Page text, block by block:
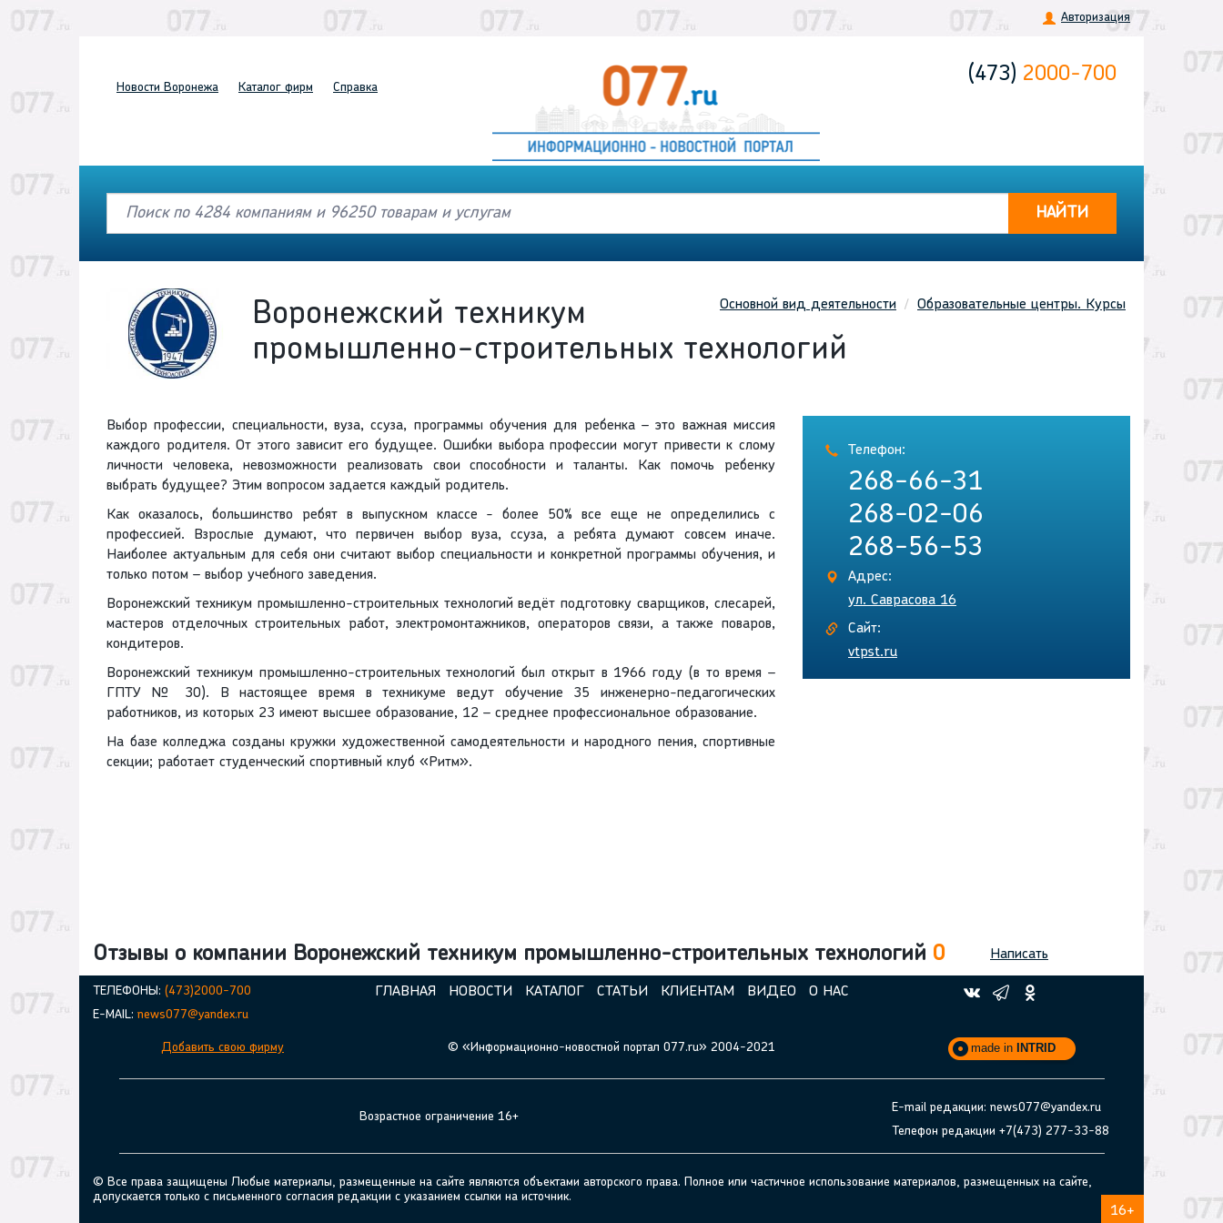
Авторизация
Новости Воронежа Каталог фирм Справка
(473) 2000-700
НАЙТИ
Основной вид деятельности Образовательные центры. Курсы
Воронежский техникум
промышленно-строительных технологий
Выбор профессии, специальности, вуза, ссуза, программы обучения для ребенка – это важная миссия
каждого родителя. От этого зависит его будущее. Ошибки выбора профессии могут привести к слому
личности человека, невозможности реализовать свои способности и таланты. Как помочь ребенку
выбрать будущее? Этим вопросом задается каждый родитель.
Как оказалось, большинство ребят в выпускном классе - более 50% все еще не определились с
профессией. Взрослые думают, что первичен выбор вуза, ссуза, а ребята думают совсем иначе.
Наиболее актуальным для себя они считают выбор специальности и конкретной программы обучения, и
только потом – выбор учебного заведения.
Воронежский техникум промышленно-строительных технологий ведёт подготовку сварщиков, слесарей,
мастеров отделочных строительных работ, электромонтажников, операторов связи, а также поваров,
кондитеров.
Воронежский техникум промышленно-строительных технологий был открыт в 1966 году (в то время –
ГПТУ № 30). В настоящее время в техникуме ведут обучение 35 инженерно-педагогических
работников, из которых 23 имеют высшее образование, 12 – среднее профессиональное образование.
На базе колледжа созданы кружки художественной самодеятельности и народного пения, спортивные
секции; работает студенческий спортивный клуб «Ритм».
Телефон:
268-66-31
268-02-06
268-56-53
Адрес:
ул. Саврасова 16
Сайт:
vtpst.ru
Отзывы о компании Воронежский техникум промышленно-строительных технологий 0 Написать
ТЕЛЕФОНЫ: (473)2000-700
E-MAIL: news077@yandex.ru
Добавить свою фирму
ГЛАВНАЯ НОВОСТИ КАТАЛОГ СТАТЬИ КЛИЕНТАМ ВИДЕО О НАС
© «Информационно-новостной портал 077.ru» 2004-2021 made in INTRID
Возрастное ограничение 16+
E-mail редакции: news077@yandex.ru
Телефон редакции +7(473) 277-33-88
© Все права защищены Любые материалы, размещенные на сайте являются объектами авторского права. Полное или частичное использование материалов, размещенных на сайте,
допускается только с письменного согласия редакции с указанием ссылки на источник.
16+